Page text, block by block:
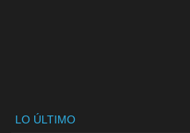
LO ÚLTIMO